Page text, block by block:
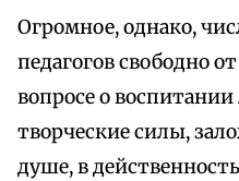
Огромное, однако,
педагогов свободно
вопросе о
творческие силы,
душе, в